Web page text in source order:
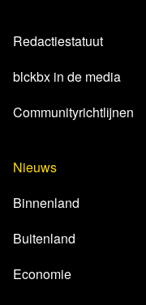
Redactiestatuut
blckbx in de media
Communityrichtlijnen
Nieuws
Binnenland
Buitenland
Economie